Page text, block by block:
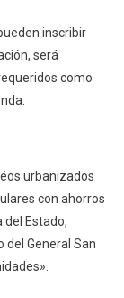
inscribir
será
como
urbanizados
con ahorros
del Estado,
del General San